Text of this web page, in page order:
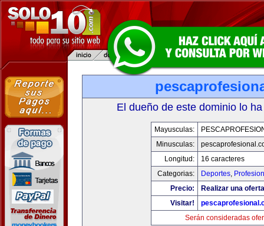
El dueño de este dominio lo
Mayusculas:
Minusculas:
Longitud:
16 caracteres
Categorias:
Deportes,
Precio:
Realizar una
Visitar!
Serán consideradas